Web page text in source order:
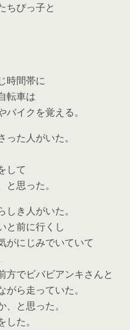
ちびっ子と
時間帯に
転車は
イクを覚える。
た人がいた。
して
思った。
き人がいた。
と前に行くし
がにじみでいていて
方でビバビアンキさんと
ら走っていた。
と思った。
た。